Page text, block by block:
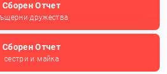
Сборен Отчет
дружества
Сборен Отчет
сестри и майка